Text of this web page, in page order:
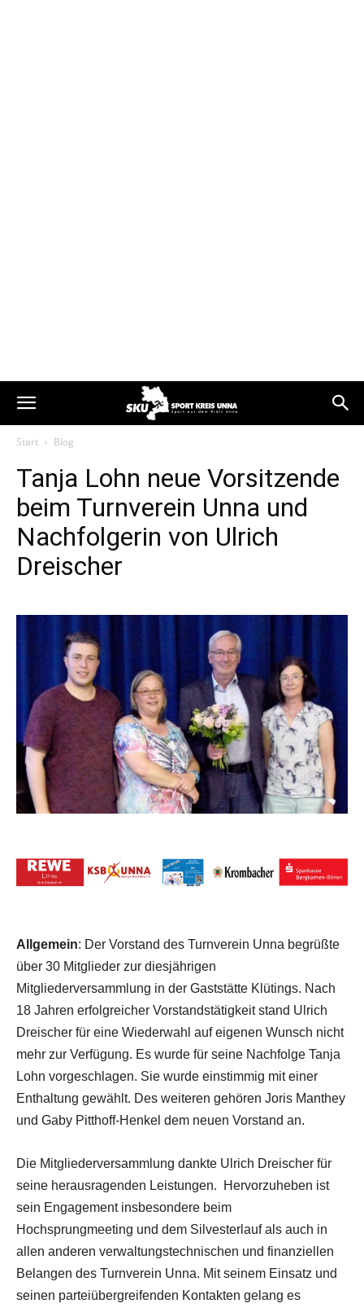
Start Blog
Tanja Lohn neue Vorsitzende
beim Turnverein Unna und
Nachfolgerin von Ulrich
Dreischer
Allgemein: Der Vorstand des Turnverein Unna begrüßte
über 30 Mitglieder zur diesjährigen
Mitgliederversammlung in der Gaststätte Klütings. Nach
18 Jahren erfolgreicher Vorstandstätigkeit stand Ulrich
Dreischer für eine Wiederwahl auf eigenen Wunsch nicht
mehr zur Verfügung. Es wurde für seine Nachfolge Tanja
Lohn vorgeschlagen. Sie wurde einstimmig mit einer
Enthaltung gewählt. Des weiteren gehören Joris Manthey
und Gaby Pitthoff-Henkel dem neuen Vorstand an.
Die Mitgliederversammlung dankte Ulrich Dreischer für
seine herausragenden Leistungen.
Hervorzuheben ist
sein Engagement insbesondere beim
Hochsprungmeeting und dem Silvesterlauf als auch in
allen anderen verwaltungstechnischen und finanziellen
Belangen des Turnverein Unna. Mit seinem Einsatz und
seinen parteiübergreifenden Kontakten gelang es